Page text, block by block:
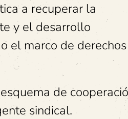
a recuperar la
y el desarrollo
el marco de
de
sindical.